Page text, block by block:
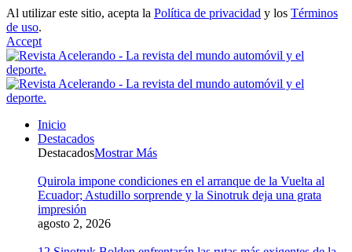
Al utilizar este sitio, acepta la Política de privacidad y los Términos
de uso.
Accept
Inicio
Destacados
DestacadosMostrar Más
Quirola impone condiciones en el arranque de la Vuelta al
Ecuador; Astudillo sorprende y la Sinotruk deja una grata
impresión
agosto 2, 2026